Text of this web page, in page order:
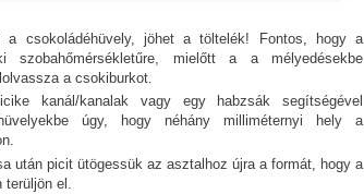
a csokoládéhüvely, jöhet a töltelék! Fontos, hogy a
szobahőmérsékletűre, mielőtt a a mélyedésekbe
a csokiburkot.
kanál/kanalak vagy egy habzsák segítségével
úgy, hogy néhány milliméternyi hely a
után picit ütögessük az asztalhoz újra a formát, hogy a
el.